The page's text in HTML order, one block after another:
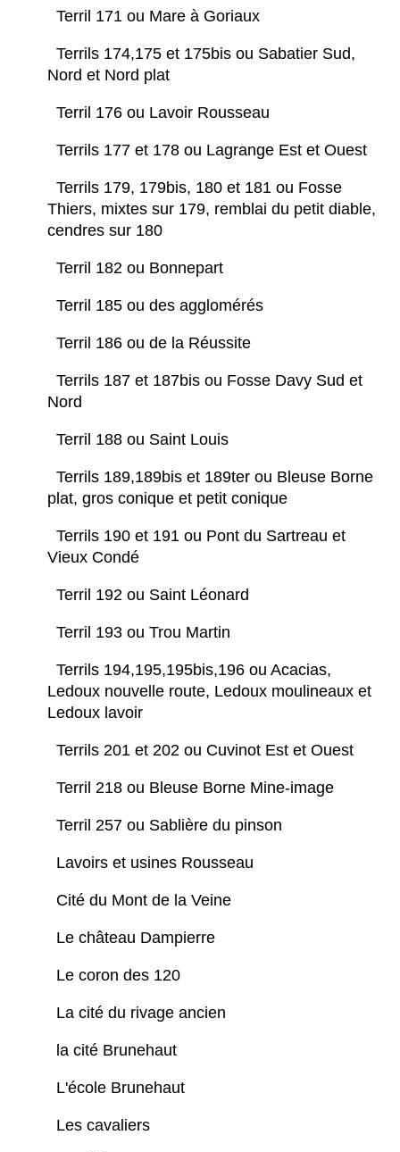
Terril 171 ou Mare à Goriaux
Terrils 174,175 et 175bis ou Sabatier Sud,
Nord et Nord plat
Terril 176 ou Lavoir Rousseau
Terrils 177 et 178 ou Lagrange Est et Ouest
Terrils 179, 179bis, 180 et 181 ou Fosse
Thiers, mixtes sur 179, remblai du petit diable,
cendres sur 180
Terril 182 ou Bonnepart
Terril 185 ou des agglomérés
Terril 186 ou de la Réussite
Terrils 187 et 187bis ou Fosse Davy Sud et
Nord
Terril 188 ou Saint Louis
Terrils 189,189bis et 189ter ou Bleuse Borne
plat, gros conique et petit conique
Terrils 190 et 191 ou Pont du Sartreau et
Vieux Condé
Terril 192 ou Saint Léonard
Terril 193 ou Trou Martin
Terrils 194,195,195bis,196 ou Acacias,
Ledoux nouvelle route, Ledoux moulineaux et
Ledoux lavoir
Terrils 201 et 202 ou Cuvinot Est et Ouest
Terril 218 ou Bleuse Borne Mine-image
Terril 257 ou Sablière du pinson
Lavoirs et usines Rousseau
Cité du Mont de la Veine
Le château Dampierre
Le coron des 120
La cité du rivage ancien
la cité Brunehaut
L'école Brunehaut
Les cavaliers